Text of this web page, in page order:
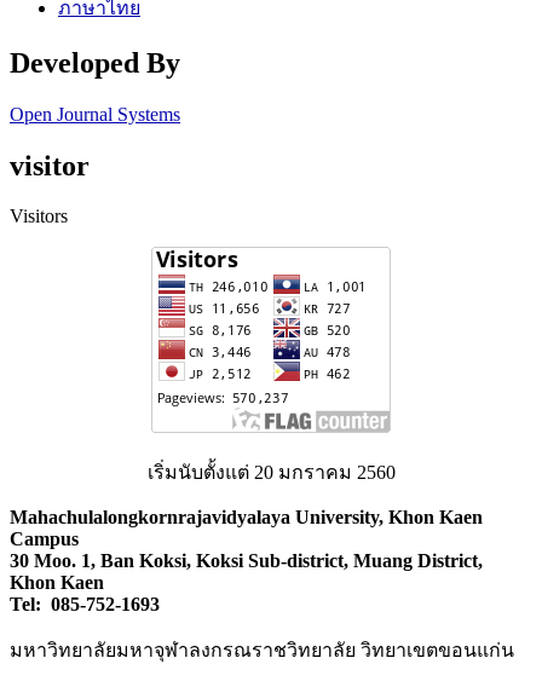
ภาษาไทย
Developed By
Open Journal Systems
visitor
Visitors
เริ่มนับตั้งแต่ 20 มกราคม 2560
Mahachulalongkornrajavidyalaya University, Khon Kaen
Campus
30 Moo. 1, Ban Koksi, Koksi Sub-district, Muang District,
Khon Kaen
Tel: 085-752-1693
มหาวิทยาลัยมหาจุฬาลงกรณราชวิทยาลัย วิทยาเขตขอนแก่น